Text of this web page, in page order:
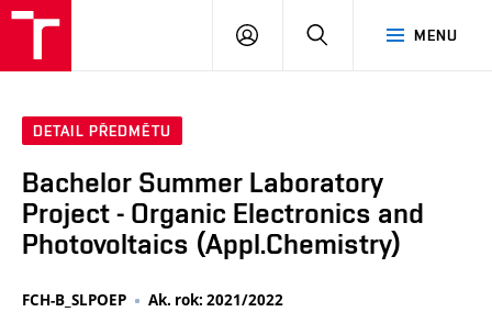
MENU
PŘIHLÁSIT
DETAIL PŘEDMĚTU
Bachelor Summer Laboratory
Project - Organic Electronics and
Photovoltaics (Appl.Chemistry)
FCH-B_SLPOEP Ak. rok: 2021/2022